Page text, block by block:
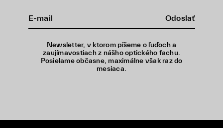
Odoslať
Newsletter, v ktorom píšeme o ľuďoch a
zaujímavostiach z nášho optického fachu.
Posielame občasne, maximálne však raz do
mesiaca.